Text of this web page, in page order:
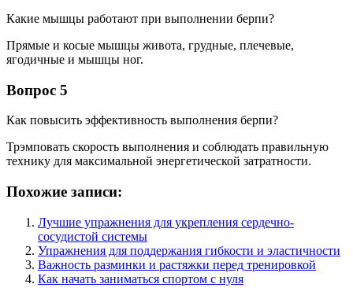
Какие мышцы работают при выполнении берпи?
Прямые и косые мышцы живота, грудные, плечевые,
ягодичные и мышцы ног.
Вопрос 5
Как повысить эффективность выполнения берпи?
Трэмповать скорость выполнения и соблюдать правильную
технику для максимальной энергетической затратности.
Похожие записи:
Лучшие упражнения для укрепления сердечно-
сосудистой системы
Упражнения для поддержания гибкости и эластичности
Важность разминки и растяжки перед тренировкой
Как начать заниматься спортом с нуля